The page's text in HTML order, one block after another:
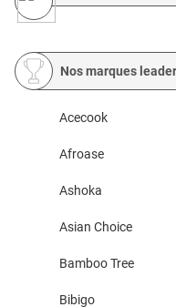
Nos marques
Acecook
Afroase
Ashoka
Asian Choice
Bamboo Tree
Bibigo